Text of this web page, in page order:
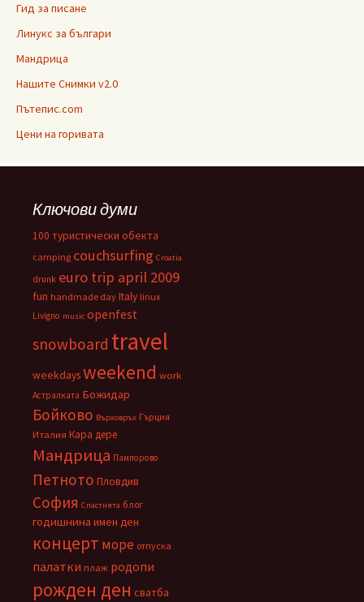
Гид за писане
Линукс за българи
Мандрица
Нашите Снимки v2.0
Пътепис.com
Цени на горивата
Ключови думи
100 туристически обекта
camping couchsurfing Croatia
drunk euro trip april 2009
fun handmade day Italy linux
Livigno music openfest
snowboard travel
weekdaysweekend work
Астралката Божидар
Бойково Върховръх Гърция
Италия Кара дере
Мандрица Пампорово
Петното Пловдив
София Спастнята блог
годишнина имен ден
концерт море отпуска
палатки плаж родопи
рожден ден сватба